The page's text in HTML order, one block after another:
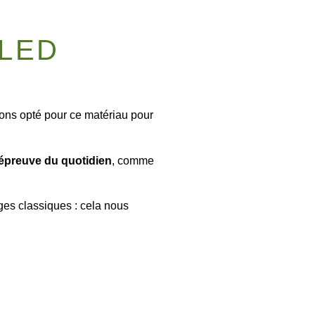
opté pour ce matériau pour
du quotidien, comme
classiques : cela nous